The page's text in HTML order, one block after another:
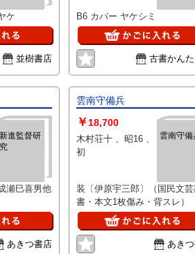
ケ
並樹書店
B6 カバー ヤケシミ
古書かん
新進監督研
究
瀬巳喜男他
あきつ書店
雲南守備兵
雲南守備
￥18,700
木村荘十 、昭16 、
初
装〔伊原宇三郎〕（国民文芸
書・本文1枚傷み・背スレ）
あき